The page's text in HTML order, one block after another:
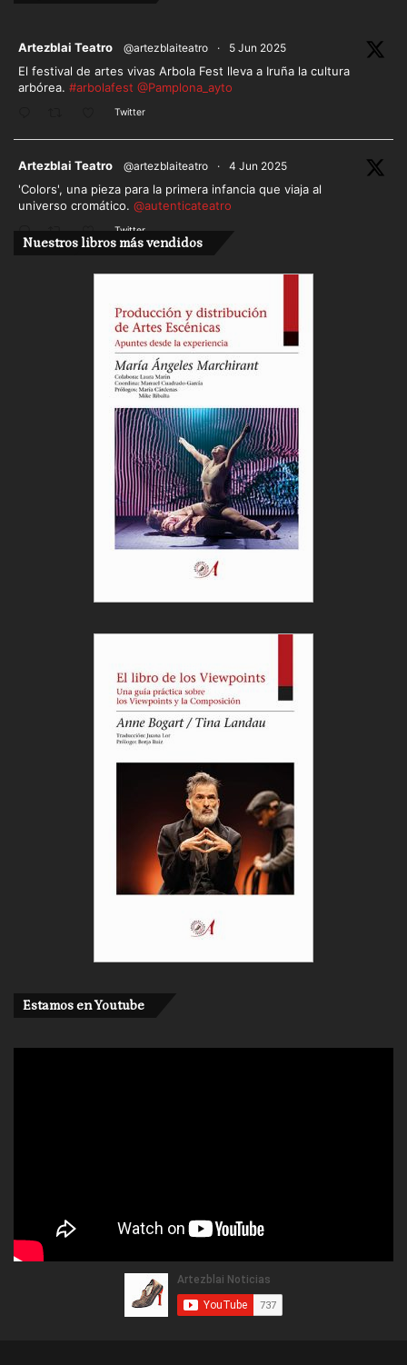
Artezblai Teatro @artezblaiteatro · 5 Jun 2025
El festival de artes vivas Arbola Fest lleva a Iruña la cultura
arbórea. #arbolafest @Pamplona_ayto
Twitter
Artezblai Teatro @artezblaiteatro · 4 Jun 2025
'Colors', una pieza para la primera infancia que viaja al
universo cromático. @autenticateatro
Twitter
Cargar más
Nuestros libros más vendidos
Estamos en Youtube